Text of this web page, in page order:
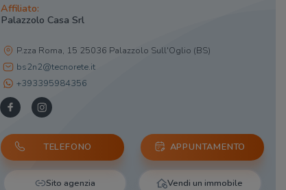
Affiliato:
Palazzolo Casa Srl
P.zza Roma, 15 25036 Palazzolo Sull'Oglio (BS)
bs2n2@tecnorete.it
+393395984356
TELEFONO APPUNTAMENTO
Sito agenzia Vendi un immobile